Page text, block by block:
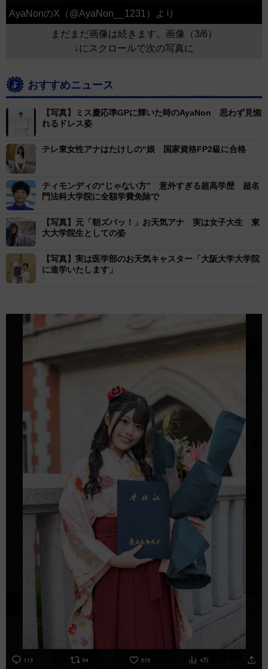
AyaNonのX（@AyaNon__1231）より
まだまだ画像は続きます。画像（3/6）
↓にスクロールで次の写真に
おすすめニュース
【写真】ミス慶応準GPに輝いた時のAyaNon 思わず見惚
れるドレス姿
テレ東女性アナはたけしの“娘 国家資格FP2級に合格
ティモンディの“じゃない方” 意外すぎる超高学歴 超名
門法科大学院に全額学費免除で
【写真】元「朝ズバッ！」お天気アナ 実は女子大生 東
大大学院生としての姿
【写真】実は医学部のお天気キャスター「大阪大学大学院
に進学いたします」